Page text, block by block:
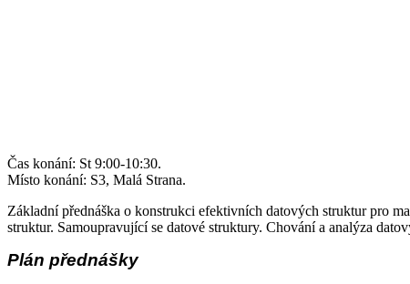
Čas konání: St 9:00-10:30.
Místo konání: S3, Malá Strana.
Základní přednáška o konstrukci efektivních datových struktur pro
struktur. Samoupravující se datové struktury. Chování a analýza
Plán přednášky